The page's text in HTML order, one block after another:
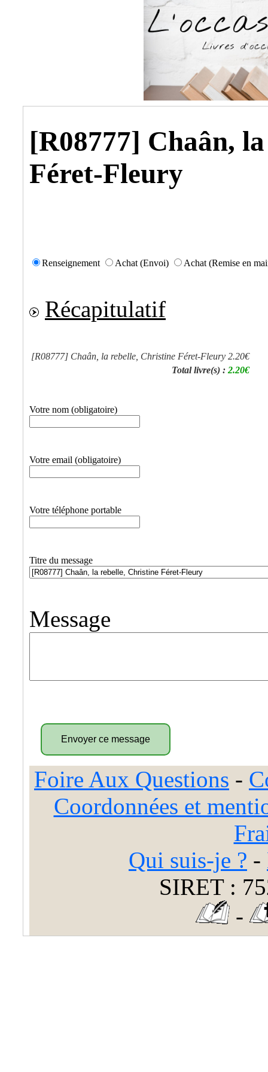
[R08777] Chaân,
Féret-Fleury
Renseignement Achat (Envoi) Achat (Remise en
Récapitulatif
[R08777] Chaân, la rebelle, Christine Féret-Fleury 2.20€
Total livre(s) : 2.20€
Votre nom (obligatoire)
Votre email (obligatoire)
Votre téléphone portable
Titre du message
Message
Foire Aux Questions -
Coordonnées et
Qui suis-je ? -
SIRET :
-